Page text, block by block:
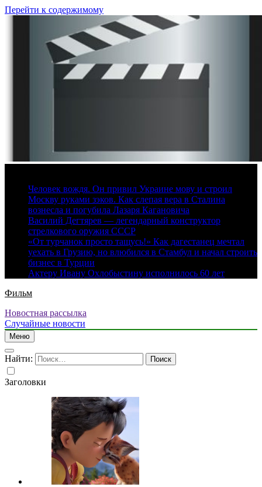
Перейти к содержимому
Человек вождя. Он привил Украине мову и строил
Москву руками зэков. Как слепая вера в Сталина
вознесла и погубила Лазаря Кагановича
Василий Дегтярев — легендарный конструктор
стрелкового оружия СССР
«От турчанок просто тащусь!» Как дагестанец мечтал
уехать в Грузию, но влюбился в Стамбул и начал строить
бизнес в Турции
Актеру Ивану Охлобыстину исполнилось 60 лет
Фильм
Новостная рассылка
Случайные новости
Меню
Найти:
Заголовки